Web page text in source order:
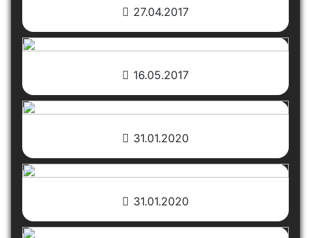
27.04.2017
16.05.2017
31.01.2020
31.01.2020